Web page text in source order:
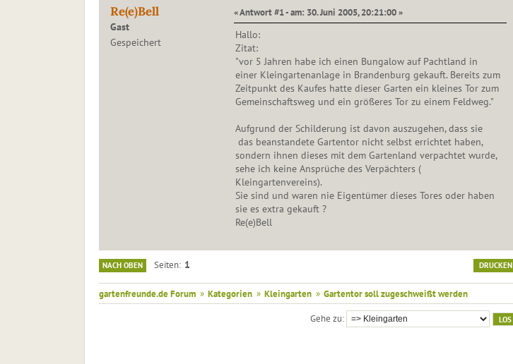
Re(e)Bell
Gast
Gespeichert
« Antwort #1 - am: 30. Juni 2005, 20:21:00 »
Hallo:
Zitat:
"vor 5 Jahren habe ich einen Bungalow auf Pachtland in
einer Kleingartenanlage in Brandenburg gekauft. Bereits zum
Zeitpunkt des Kaufes hatte dieser Garten ein kleines Tor zum
Gemeinschaftsweg und ein größeres Tor zu einem Feldweg."
Aufgrund der Schilderung ist davon auszugehen, dass sie
das beanstandete Gartentor nicht selbst errichtet haben,
sondern ihnen dieses mit dem Gartenland verpachtet wurde,
sehe ich keine Ansprüche des Verpächters (
Kleingartenvereins).
Sie sind und waren nie Eigentümer dieses Tores oder haben
sie es extra gekauft ?
Re(e)Bell
DRUCKEN
NACH OBEN Seiten 1
gartenfreunde.de Forum » Kategorien » Kleingarten » Gartentor soll zugeschweißt werden
Gehe zu